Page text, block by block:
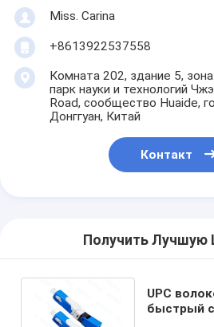
Miss. Carina
+8613922537558
Комната 202, здание 5,
парк науки и технологий
Road, сообщество Huaide,
Донггуан, Китай
Контакт
Получить Лучшую
UPC
быстрый